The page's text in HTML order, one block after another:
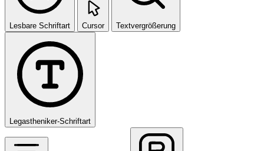
Lesbare Schriftart Cursor Textvergrößerung
Legastheniker-Schriftart